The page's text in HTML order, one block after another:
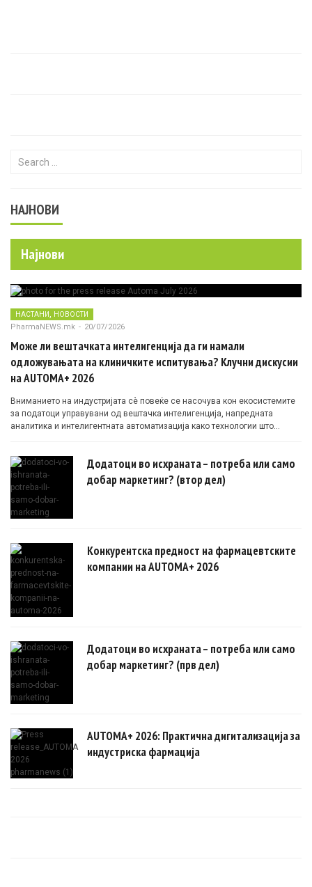
Search for:
НАЈНОВИ
Најнови
НАСТАНИ, НОВОСТИ
PharmaNEWS.mk - 20/07/2026
Може ли вештачката интелигенција да ги намали
одложувањата на клиничките испитувања? Клучни дискусии
на AUTOMA+ 2026
Вниманието на индустријата сè повеќе се насочува кон екосистемите
за податоци управувани од вештачка интелигенција, напредната
аналитика и интелигентната автоматизација како технологии што
Додатоци во исхраната – потреба или само
добар маркетинг? (втор дел)
Конкурентска предност на фармацевтските
компании на AUTOMA+ 2026
Додатоци во исхраната – потреба или само
добар маркетинг? (прв дел)
AUTOMA+ 2026: Практична дигитализација за
индустриска фармација